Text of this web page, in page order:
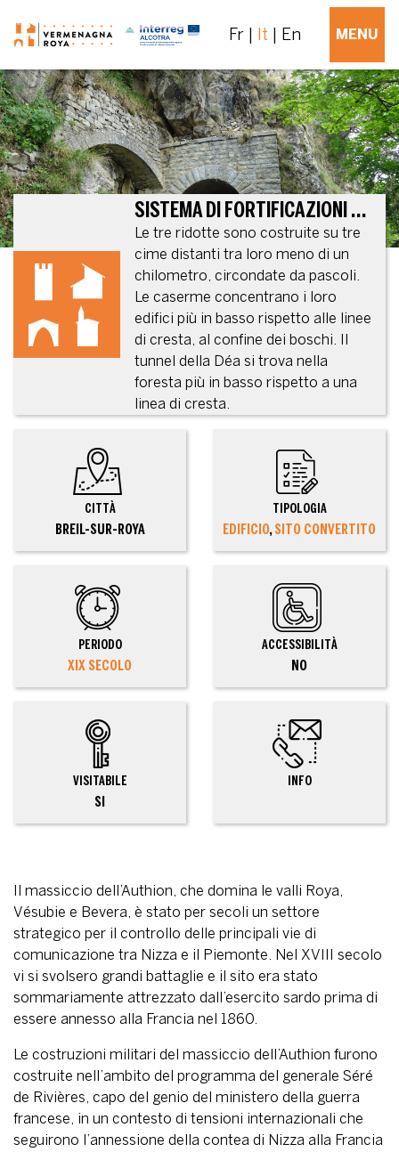
Fr It En MENU
SISTEMA DI FORTIFICAZIONI SÉRÉ DE RIVIÈRES NEL MASSICCIO DELL’AUTHION
Le tre ridotte sono costruite su tre
cime distanti tra loro meno di un
chilometro, circondate da pascoli.
Le caserme concentrano i loro
edifici più in basso rispetto alle linee
di cresta, al confine dei boschi. Il
tunnel della Déa si trova nella
foresta più in basso rispetto a una
linea di cresta.
CITTÀ
BREIL-SUR-ROYA
TIPOLOGIA
EDIFICIO,SITO CONVERTITO
PERIODO
XIX SECOLO
ACCESSIBILITÀ
NO
VISITABILE
SI
INFO
Il massiccio dell’Authion, che domina le valli Roya,
Vésubie e Bevera, è stato per secoli un settore
strategico per il controllo delle principali vie di
comunicazione tra Nizza e il Piemonte. Nel XVIII secolo
vi si svolsero grandi battaglie e il sito era stato
sommariamente attrezzato dall’esercito sardo prima di
essere annesso alla Francia nel 1860.
Le costruzioni militari del massiccio dell’Authion furono
costruite nell’ambito del programma del generale Séré
de Rivières, capo del genio del ministero della guerra
francese, in un contesto di tensioni internazionali che
seguirono l’annessione della contea di Nizza alla Francia